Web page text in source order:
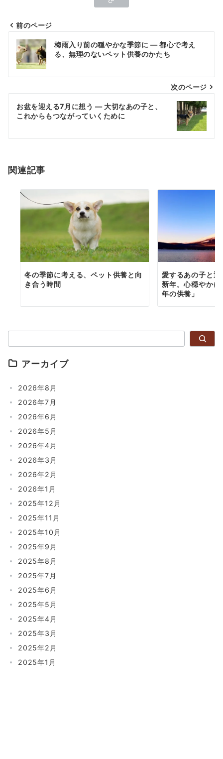
投
稿
ナ
ビ
ゲ
シ
ン
前のページ
梅雨入り前の穏やかな季節に ― 都心で考え
る、無理のないペット供養のかたち
次のページ
お盆を迎える7月に想う ― 大切なあの子と、
これからもつながっていくために
関連記事
冬の季節に考える、ペット供養と向
き合う時間
愛するあの子と
新年。心穏やか
年の供養」
アーカイブ
2026年8月
2026年7月
2026年6月
2026年5月
2026年4月
2026年3月
2026年2月
2026年1月
2025年12月
2025年11月
2025年10月
2025年9月
2025年8月
2025年7月
2025年6月
2025年5月
2025年4月
2025年3月
2025年2月
2025年1月